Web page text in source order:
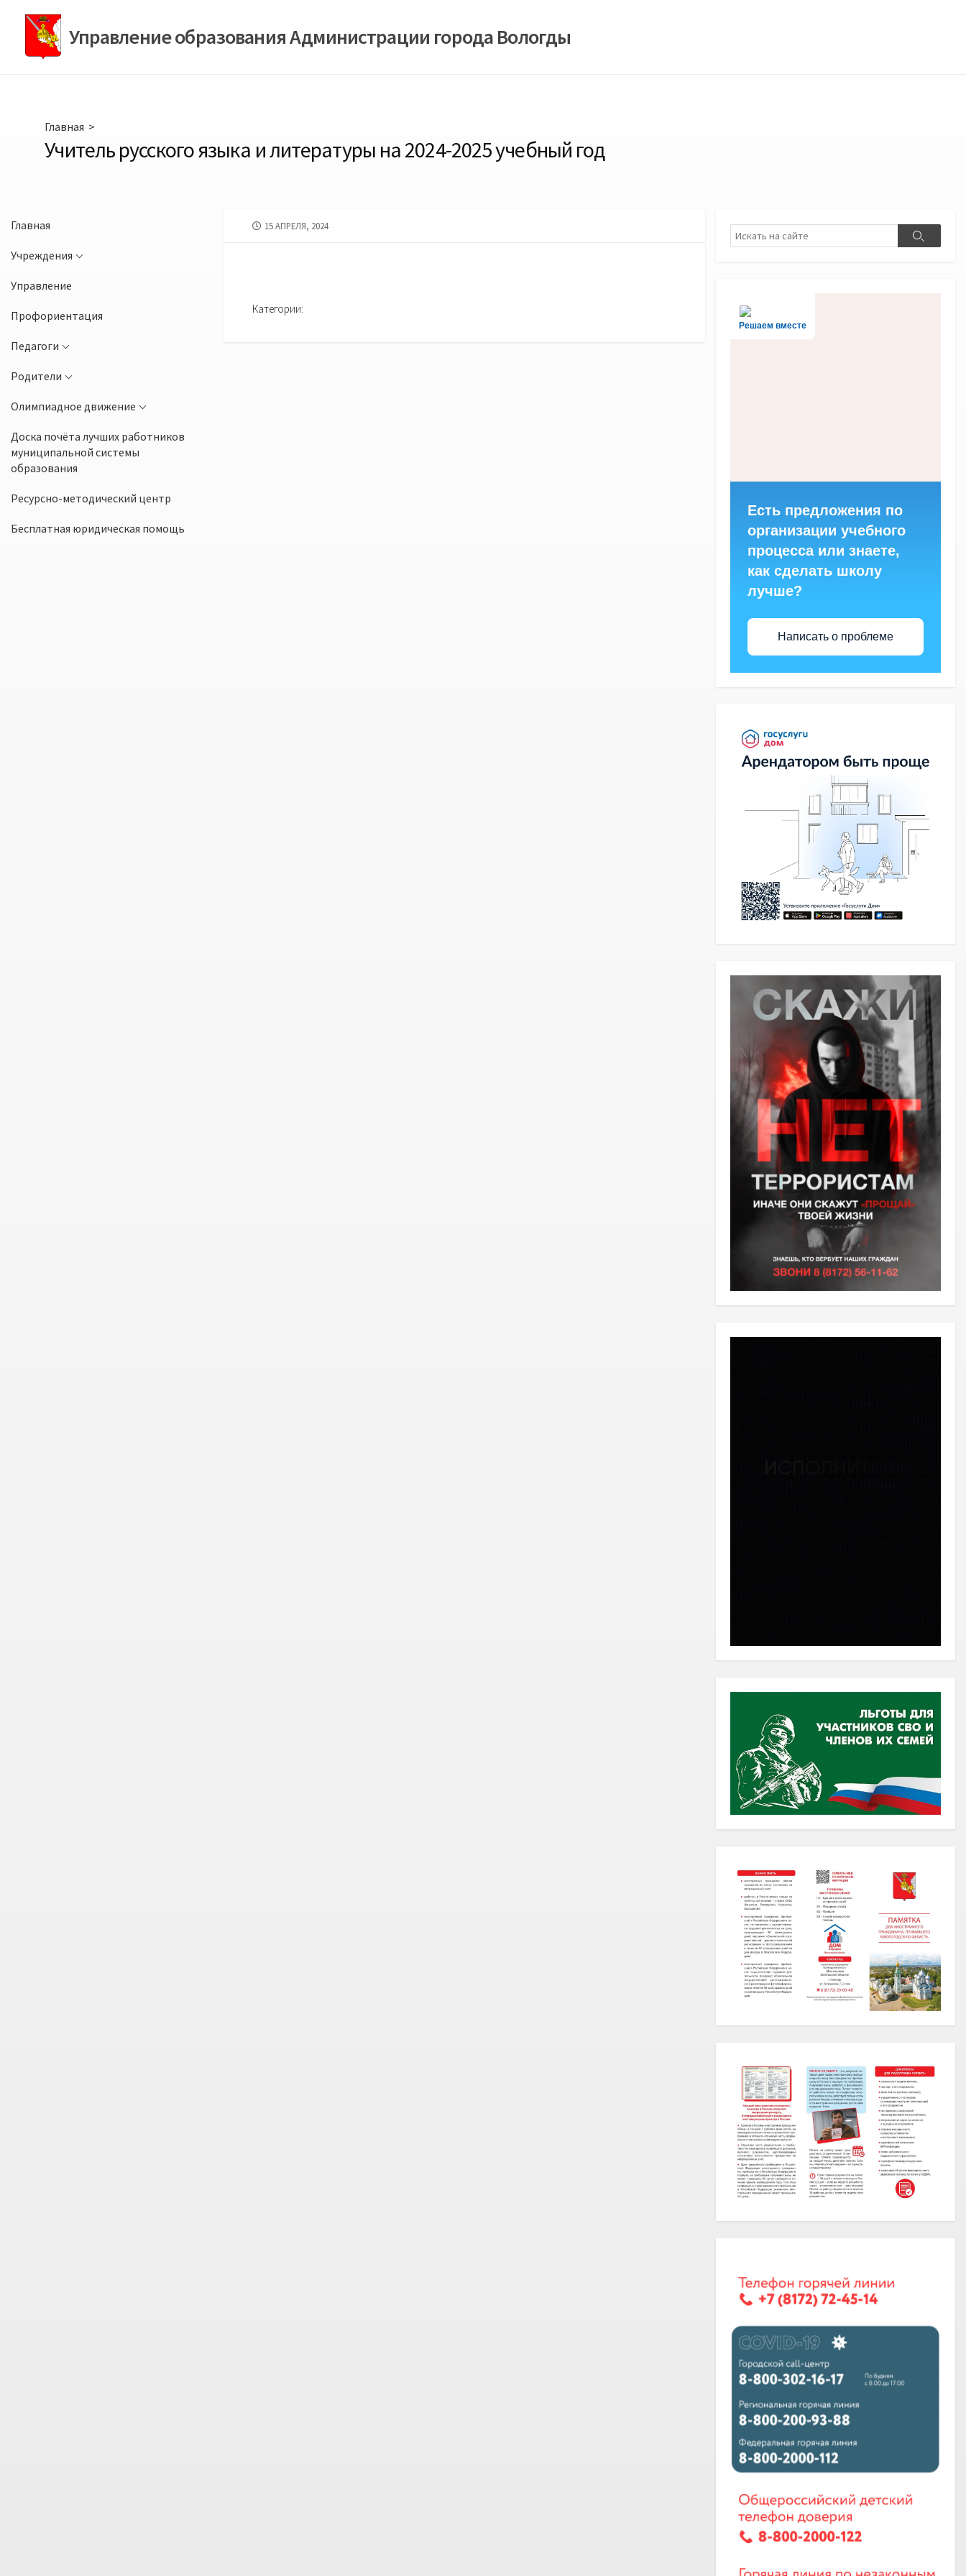
содержимомуУправление образования Администрации города Вологды
Главная >
Учитель русского языка и литературы на 2024-2025 учебный год
Главная
Учреждения
Управление
Профориентация
Педагоги
Родители
Олимпиадное движение
Доска почёта лучших работников
муниципальной системы
образования
Ресурсно-методический центр
Бесплатная юридическая помощь
ДАТА
15 АПРЕЛЯ, 2024
Категории:
Поиск
Поиск
Решаем вместе
Есть предложения по
организации учебного
процесса или знаете,
как сделать школу
лучше?
Написать о проблеме